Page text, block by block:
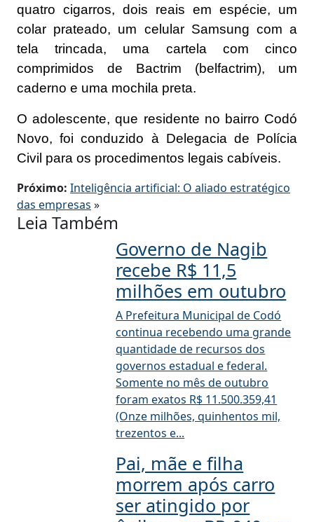
quatro cigarros, dois reais em espécie, um
colar prateado, um celular Samsung com a
tela trincada, uma cartela com cinco
comprimidos de Bactrim (belfactrim), um
caderno e uma mochila preta.
O adolescente, que residente no bairro Codó
Novo, foi conduzido à Delegacia de Polícia
Civil para os procedimentos legais cabíveis.
Próximo: Inteligência artificial: O aliado estratégico
das empresas »
Leia Também
Governo de Nagib
recebe R$ 11,5
milhões em outubro
A Prefeitura Municipal de Codó
continua recebendo uma grande
quantidade de recursos dos
governos estadual e federal.
Somente no mês de outubro
foram exatos R$ 11.500.359,41
(Onze milhões, quinhentos mil,
trezentos e...
Pai, mãe e filha
morrem após carro
ser atingido por